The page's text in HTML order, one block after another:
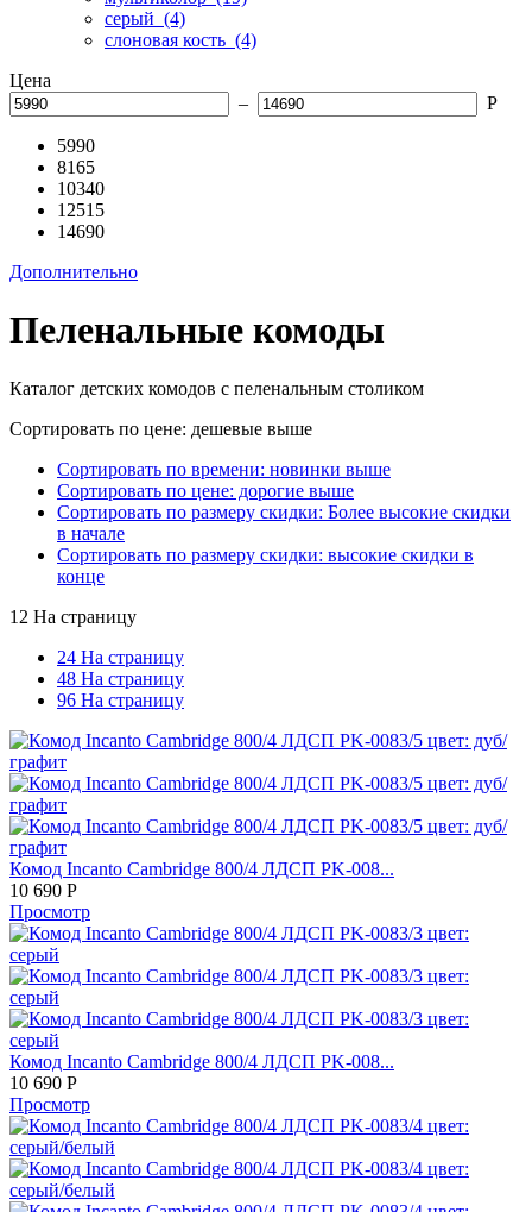
серый (4)
слоновая кость (4)
Цена
–
Р
5990
8165
10340
12515
14690
Дополнительно
Пеленальные комоды
Каталог детских комодов с пеленальным столиком
Сортировать по цене: дешевые выше
Сортировать по времени: новинки выше
Сортировать по цене: дорогие выше
Сортировать по размеру скидки: Более высокие скидки
в начале
Сортировать по размеру скидки: высокие скидки в
конце
12 На страницу
24 На страницу
48 На страницу
96 На страницу
Комод Incanto Cambridge 800/4 ЛДСП PK-008...
10 690 Р
Просмотр
Комод Incanto Cambridge 800/4 ЛДСП PK-008...
10 690 Р
Просмотр